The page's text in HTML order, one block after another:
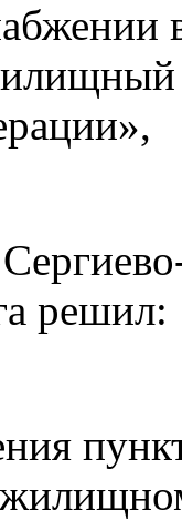
решил: